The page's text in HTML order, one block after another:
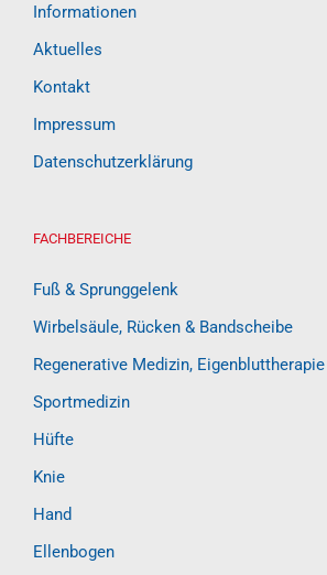
Informationen
Aktuelles
Kontakt
Impressum
Datenschutzerklärung
FACHBEREICHE
Fuß & Sprunggelenk
Wirbelsäule, Rücken & Bandscheibe
Regenerative Medizin, Eigenbluttherapie
Sportmedizin
Hüfte
Knie
Hand
Ellenbogen